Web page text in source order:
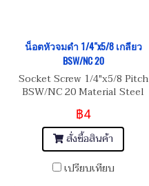
น็อตหัวจมดำ 1/4"x5/8 เกลียว
BSW/NC 20
Socket Screw 1/4"x5/8 Pitch
BSW/NC 20 Material Steel
฿4
สั่งซื้อสินค้า
เปรียบเทียบ